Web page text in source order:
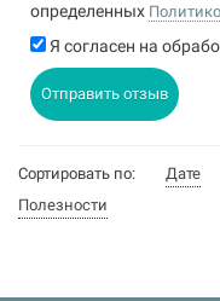
определенных
Я согласен на
Отправить отзыв
Сортировать по: Дате
Полезности